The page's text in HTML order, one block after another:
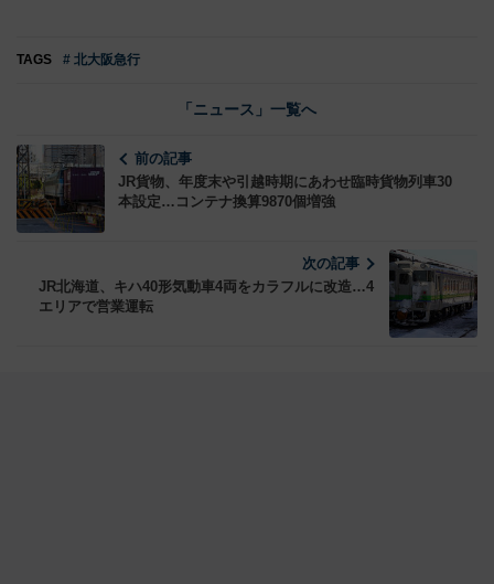
TAGS # 北大阪急行
「ニュース」一覧へ
前の記事
JR貨物、年度末や引越時期にあわせ臨時貨物列車30
本設定…コンテナ換算9870個増強
次の記事
JR北海道、キハ40形気動車4両をカラフルに改造…4
エリアで営業運転